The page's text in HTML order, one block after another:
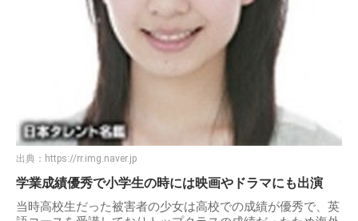
出典： https://rr.img.naver.jp
学業成績優秀で小学生の時には映画やドラマにも出演
当時高校生だった被害者の少女は高校での成績が優秀で、英